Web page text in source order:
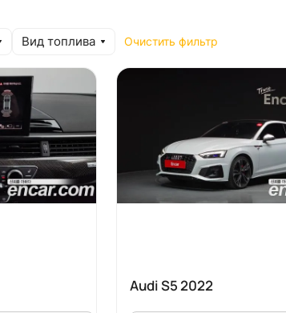
Вид топлива Очистить фильтр
Audi S5 2022